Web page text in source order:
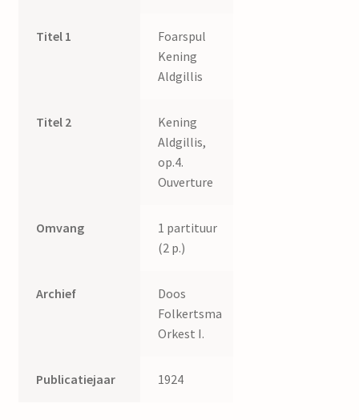
Titel 1
Foarspul
Kening
Aldgillis
Titel 2
Kening
Aldgillis,
op.4.
Ouverture
Omvang
1 partituur
(2 p.)
Archief
Doos
Folkertsma
Orkest I.
Publicatiejaar 1924